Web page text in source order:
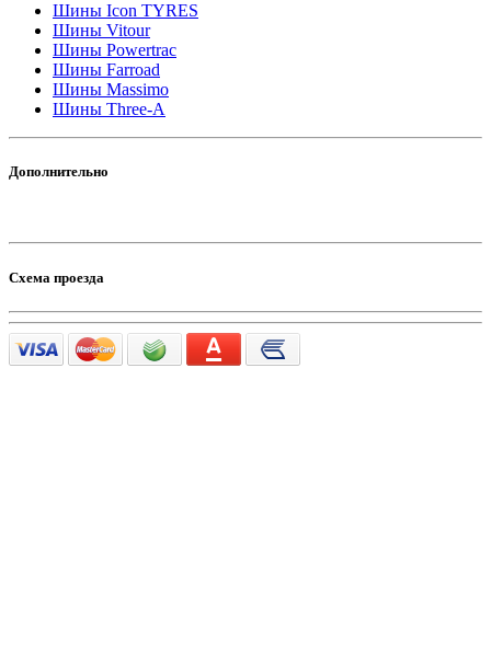
Шины Icon TYRES
Шины Vitour
Шины Powertrac
Шины Farroad
Шины Massimo
Шины Three-A
Дополнительно
Схема проезда